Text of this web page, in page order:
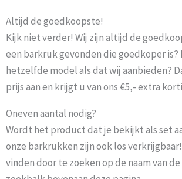
Altijd de goedkoopste!
Kijk niet verder! Wij zijn altijd de
een barkruk gevonden die goedkoper is?
hetzelfde model als dat wij aanbieden?
prijs aan en krijgt u van ons €5,- extra
Oneven aantal nodig?
Wordt het product dat je bekijkt als set
onze barkrukken zijn ook los
vinden door te zoeken op de naam van